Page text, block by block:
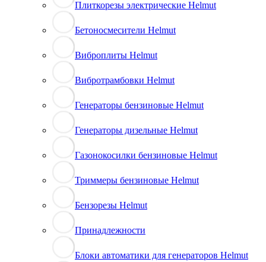
Плиткорезы электрические Helmut
Бетоносмесители Helmut
Виброплиты Helmut
Вибротрамбовки Helmut
Генераторы бензиновые Helmut
Генераторы дизельные Helmut
Газонокосилки бензиновые Helmut
Триммеры бензиновые Helmut
Бензорезы Helmut
Принадлежности
Блоки автоматики для генераторов Helmut